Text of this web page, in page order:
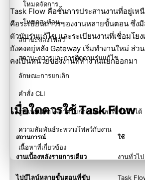
Task Flow คือชั้นการประสานงานที่อยู่เห
คือระเบียนถาวรของงานหลายขั้นตอน ซึ่ง
ตัวนับรุ่นแก้ไข และระเบียนงานที่เชื่อมโย
ยังคงอยู่หลัง Gateway เริ่มทำงานใหม่ ส่ว
คงเป็นหน่วยของงานที่ทำงานแยกออกมา
เมื่อใดควรใช้ Task Flow
สถานการณ์ ใช้
งานเบื้องหลังรายการเดียว งานทั่วไป
ไปป์ไลน์หลายขั้นตอนที่ขับ
Task
โหมดจัดการ
โหมดสะท้อน
สถานะของโฟลว์
สถานะถาวรและการติดตามรุ่นแก้ไข
ลักษณะการยกเลิก
คำสั่ง CLI
รูปแบบเวิร์กโฟลว์ตามกำหนดเวลาที่เชื่อถือได้
ความสัมพันธ์ระหว่างโฟลว์กับงาน
เนื้อหาที่เกี่ยวข้อง